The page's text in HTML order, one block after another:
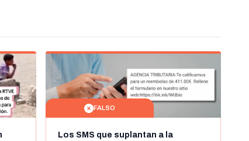
FALSO
Los SMS que suplantan a la